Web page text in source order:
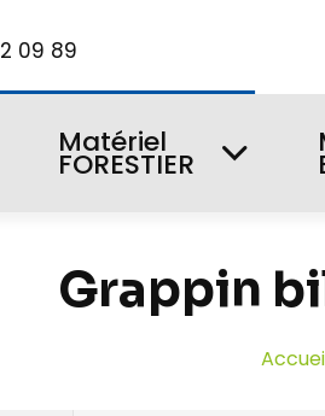
09 89
Matériel
FORESTIER
Grappin